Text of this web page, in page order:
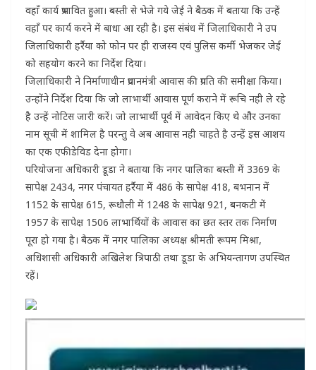
वहाँ कार्य प्रभावित हुआ। बस्ती से भेजे गये जेई ने बैठक में बताया कि उन्हें
वहाँ पर कार्य करने में बाधा आ रही है। इस संबंध में जिलाधिकारी ने उप
जिलाधिकारी हर्रैया को फोन पर ही राजस्व एवं पुलिस कर्मी भेजकर जेई
को सहयोग करने का निर्देश दिया।
जिलाधिकारी ने निर्माणाधीन प्रधानमंत्री आवास की प्रगति की समीक्षा किया।
उन्होंने निर्देश दिया कि जो लाभार्थी आवास पूर्ण कराने में रूचि नही ले रहे
है उन्हें नोटिस जारी करें। जो लाभार्थी पूर्व में आवेदन किए थे और उनका
नाम सूची में शामिल है परन्तु वे अब आवास नही चाहते है उन्हें इस आशय
का एक एफीडेविड देना होगा।
परियोजना अधिकारी डूडा ने बताया कि नगर पालिका बस्ती में 3369 के
सापेक्ष 2434, नगर पंचायत हर्रैया में 486 के सापेक्ष 418, बभनान में
1152 के सापेक्ष 615, रूधौली में 1248 के सापेक्ष 921, बनकटी में
1957 के सापेक्ष 1506 लाभार्थियों के आवास का छत स्तर तक निर्माण
पूरा हो गया है। बैठक में नगर पालिका अध्यक्ष श्रीमती रूपम मिश्रा,
अधिशासी अधिकारी अखिलेश त्रिपाठी तथा डूडा के अभियन्तागण उपस्थित
रहें।